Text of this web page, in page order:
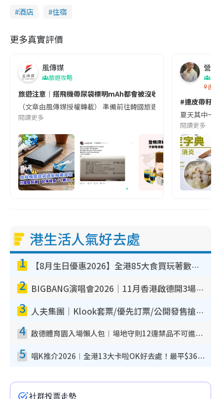
酒店 住宿
更多真實評價
風傳媒
旅遊攻略
旅遊注意｜搭飛機帶尿袋標明mAh都會被沒收😱出發前切記檢查
（文章由風傳媒授權轉載） 準備前往韓國旅遊的民眾，近期要
閱讀更多
營養
香港
#連皮帶籽
夏天其中一
閱讀更多
港生活人氣好去處
1 【8月生日優惠2026】全港85大食買玩著數攻略 自助餐/火鍋放題同行免費＋誠品/DONKI送現金券
2 BIGBANG演唱會2026｜11月香港啟德開3場！實名制VIP申請、優先購票攻略
3 人夫集團｜Klook套票/優先訂票/公開發售搶飛攻略！附票價.購票連結.場地座位表
4 啟德體育園入場懶人包︱場地守則12違禁品不可進場准帶細水樽但全場禁樽蓋！應援牌有限制！
5 唱K推介2026︱全港13大卡啦OK好去處！最平$36起 日文K都有！(附地址+收費詳情)